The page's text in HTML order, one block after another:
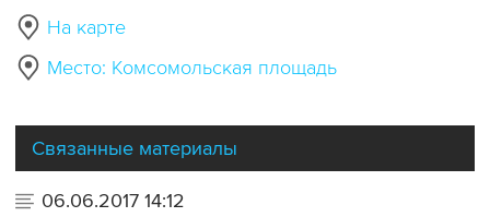
На карте
Место: Комсомольская площадь
Связанные материалы
06.06.2017 14:12